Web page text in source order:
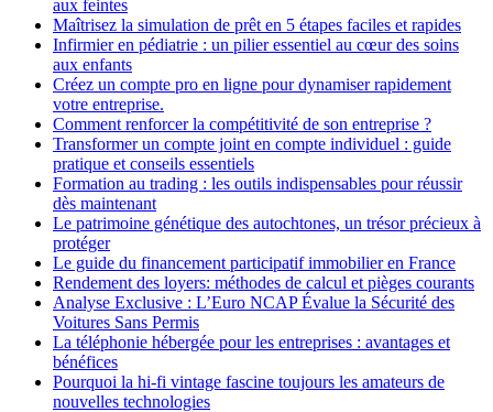
aux feintes
Maîtrisez la simulation de prêt en 5 étapes faciles et rapides
Infirmier en pédiatrie : un pilier essentiel au cœur des soins
aux enfants
Créez un compte pro en ligne pour dynamiser rapidement
votre entreprise.
Comment renforcer la compétitivité de son entreprise ?
Transformer un compte joint en compte individuel : guide
pratique et conseils essentiels
Formation au trading : les outils indispensables pour réussir
dès maintenant
Le patrimoine génétique des autochtones, un trésor précieux à
protéger
Le guide du financement participatif immobilier en France
Rendement des loyers: méthodes de calcul et pièges courants
Analyse Exclusive : L’Euro NCAP Évalue la Sécurité des
Voitures Sans Permis
La téléphonie hébergée pour les entreprises : avantages et
bénéfices
Pourquoi la hi-fi vintage fascine toujours les amateurs de
nouvelles technologies